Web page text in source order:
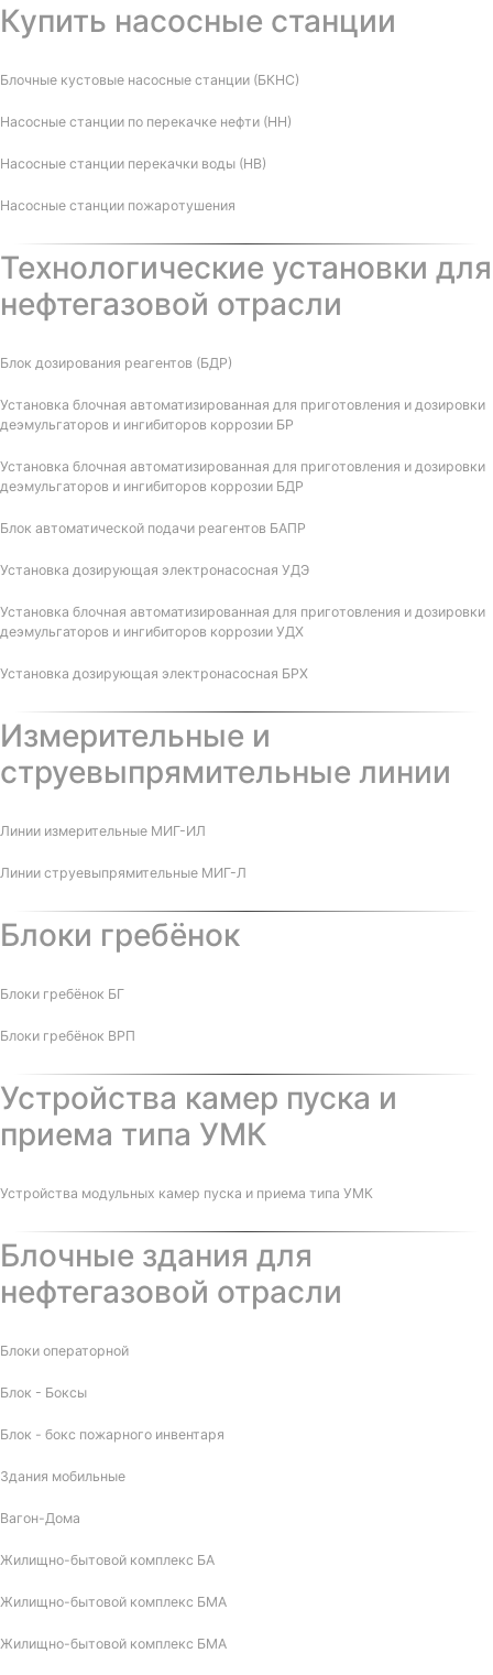
Купить насосные станции
Блочные кустовые насосные станции (БКНС)
Насосные станции по перекачке нефти (НН)
Насосные станции перекачки воды (НВ)
Насосные станции пожаротушения
Технологические установки для
нефтегазовой отрасли
Блок дозирования реагентов (БДР)
Установка блочная автоматизированная для приготовления и дозировки
деэмульгаторов и ингибиторов коррозии БР
Установка блочная автоматизированная для приготовления и дозировки
деэмульгаторов и ингибиторов коррозии БДР
Блок автоматической подачи реагентов БАПР
Установка дозирующая электронасосная УДЭ
Установка блочная автоматизированная для приготовления и дозировки
деэмульгаторов и ингибиторов коррозии УДХ
Установка дозирующая электронасосная БРХ
Измерительные и
струевыпрямительные линии
Линии измерительные МИГ-ИЛ
Линии струевыпрямительные МИГ-Л
Блоки гребёнок
Блоки гребёнок БГ
Блоки гребёнок ВРП
Устройства камер пуска и
приема типа УМК
Устройства модульных камер пуска и приема типа УМК
Блочные здания для
нефтегазовой отрасли
Блоки операторной
Блок - Боксы
Блок - бокс пожарного инвентаря
Здания мобильные
Вагон-Дома
Жилищно-бытовой комплекс БА
Жилищно-бытовой комплекс БМА
Жилищно-бытовой комплекс БМА